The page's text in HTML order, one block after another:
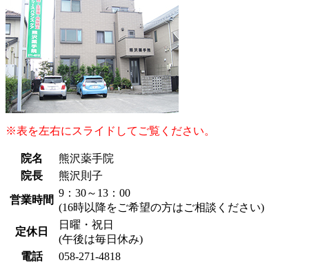
※表を左右にスライドしてご覧ください。
院名
熊沢薬手院
院長
熊沢則子
営業時間
9：30～13：00
(16時以降をご希望の方はご相談ください)
定休日
日曜・祝日
(午後は毎日休み)
電話
058-271-4818